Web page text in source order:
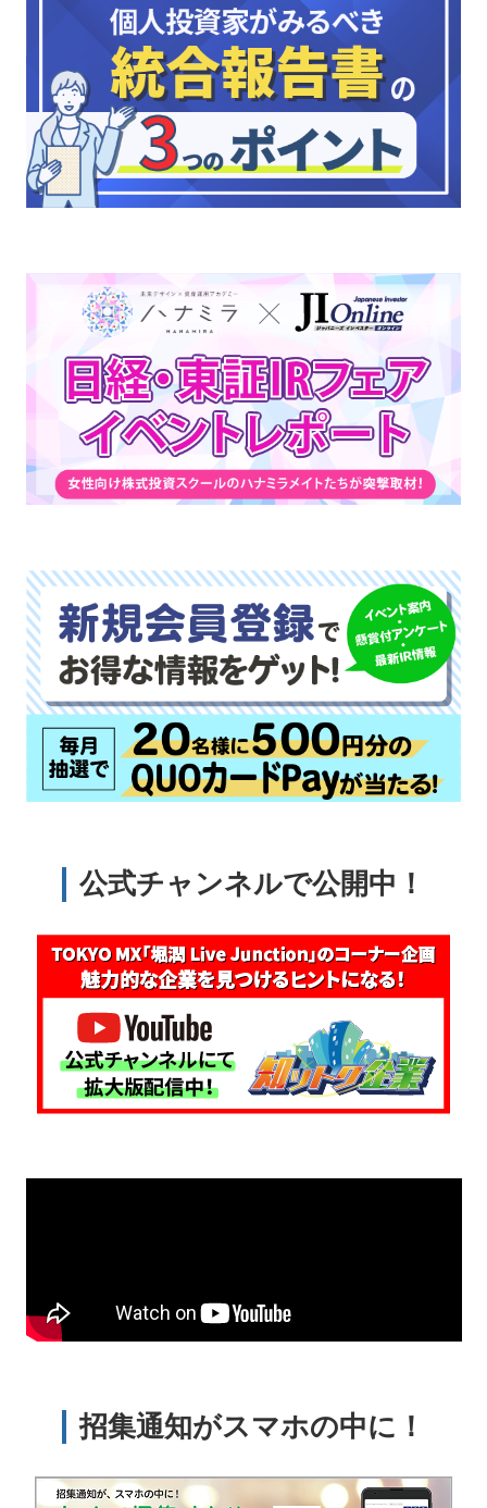
公式チャンネルで公開中！
招集通知がスマホの中に！